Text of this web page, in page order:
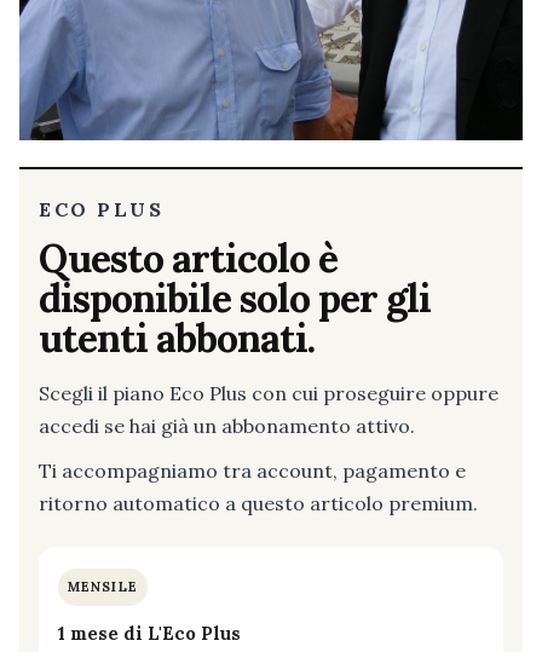
ECO PLUS
Questo articolo è
disponibile solo per gli
utenti abbonati.
Scegli il piano Eco Plus con cui proseguire oppure
accedi se hai già un abbonamento attivo.
Ti accompagniamo tra account, pagamento e
ritorno automatico a questo articolo premium.
MENSILE
1 mese di L'Eco Plus